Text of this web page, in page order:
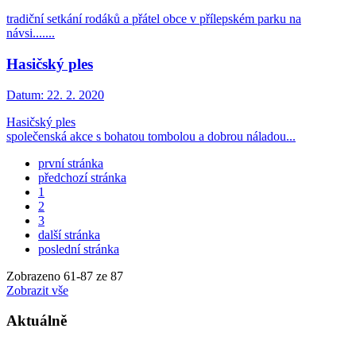
tradiční setkání rodáků a přátel obce v přílepském parku na
návsi.......
Hasičský ples
Datum: 22. 2. 2020
Hasičský ples
společenská akce s bohatou tombolou a dobrou náladou...
první stránka
předchozí stránka
1
2
3
další stránka
poslední stránka
Zobrazeno 61-87 ze 87
Zobrazit vše
Aktuálně